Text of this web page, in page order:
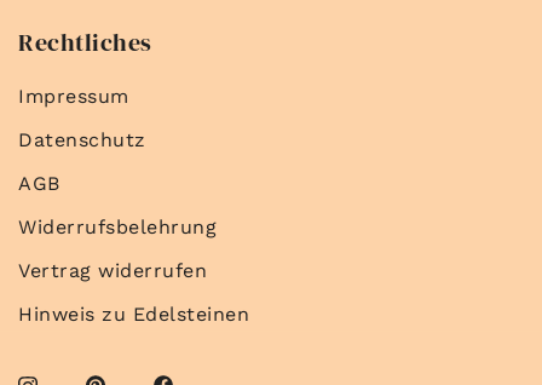
Rechtliches
Impressum
Datenschutz
AGB
Widerrufsbelehrung
Vertrag widerrufen
Hinweis zu Edelsteinen